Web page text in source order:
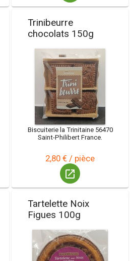
Trinibeurre
chocolats 150g
Biscuiterie la Trinitaine 56470
Saint-Philibert France.
2,80 € / pièce
launch
Tartelette Noix
Figues 100g